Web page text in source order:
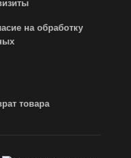
на обработку
товара